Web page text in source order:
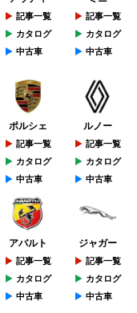
記事一覧
カタログ
中古車
記事一覧
カタログ
中古車
ポルシェ
記事一覧
カタログ
中古車
ルノー
記事一覧
カタログ
中古車
アバルト
記事一覧
カタログ
中古車
ジャガー
記事一覧
カタログ
中古車